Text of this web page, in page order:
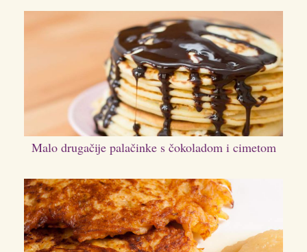
Malo drugačije palačinke s čokoladom i cimetom